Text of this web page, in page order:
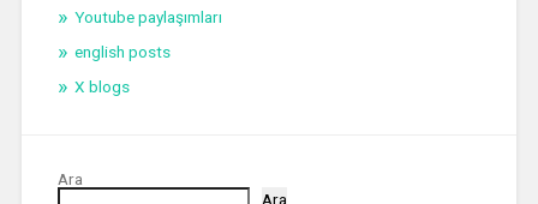
Youtube paylaşımları
english posts
X blogs
Ara
Ara